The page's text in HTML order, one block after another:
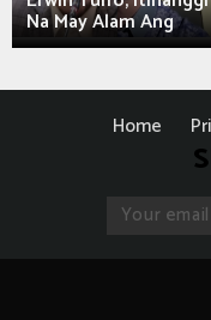
Na May Alam Ang
Home